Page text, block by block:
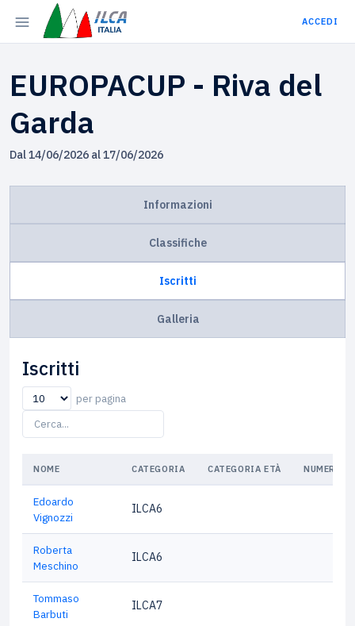
ACCEDI
EUROPACUP - Riva del
Garda
Dal 14/06/2026 al 17/06/2026
Informazioni
Classifiche
Iscritti
Galleria
Iscritti
per pagina
NOME CATEGORIA CATEGORIA ETÀ NUMERO
Edoardo
Vignozzi
ILCA6
Roberta
Meschino
ILCA6
Tommaso
Barbuti
ILCA7